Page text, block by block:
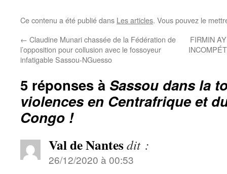
Ce contenu a été publié dans Les articles. Vous pouvez le
← Claudine Munari chassée de la Fédération de
l’opposition pour collusion avec le fossoyeur
infatigable Sassou-NGuesso
FIRMIN
5 réponses à Sassou dans la
violences en Centrafrique et
Congo !
Val de Nantesdit :
26/12/2020 à 00:53